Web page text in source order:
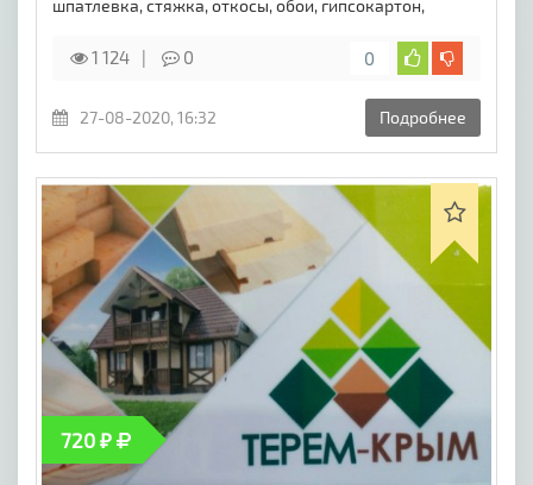
шпатлевка, стяжка, откосы, обои, гипсокартон,
1 124 0 0
27-08-2020, 16:32 Подробнее
720 ₽